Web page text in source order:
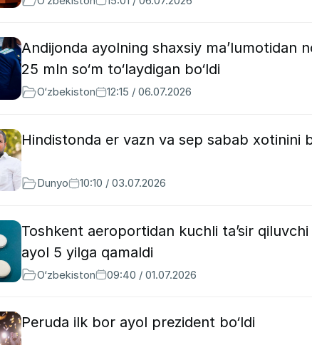
Andijonda ayolning shaxsiy ma’lumotidan
25 mln so‘m to‘laydigan bo‘ldi
O‘zbekiston 12:15 / 06.07.2026
Hindistonda er vazn va sep sabab xotinini
Dunyo 10:10 / 03.07.2026
Toshkent aeroportidan kuchli ta’sir
ayol 5 yilga qamaldi
O‘zbekiston 09:40 / 01.07.2026
Peruda ilk bor ayol prezident bo‘ldi